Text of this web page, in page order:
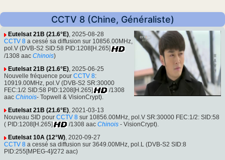
CCTV 8 (Chine, Généraliste)
Eutelsat 21B (21.6°E), 2025-08-28
CCTV 8 a cessé sa diffusion sur 10856.00MHz,
pol.V (DVB-S2 SID:58 PID:1208[H.265]
/1308 aac Chinois)
Eutelsat 21B (21.6°E) , 2025-06-25
Nouvelle fréquence pour CCTV 8:
10919.00MHz, pol.V (DVB-S2 SR:30000
FEC:1/2 SID:58 PID:1208[H.265]
/1308
aac Chinois- Topwell & VisionCrypt).
Eutelsat 21B (21.6°E), 2021-03-13
Nouveau SID pour CCTV 8 sur 10856.00MHz, pol.V SR:30000 FEC:1/2: SID:58
( PID:1208[H.265]
/1308 aac Chinois - VisionCrypt).
Eutelsat 10A (12°W), 2020-09-27
CCTV 8 a cessé sa diffusion sur 3649.00MHz, pol.L (DVB-S2 SID:8
PID:255[MPEG-4]/272 aac)